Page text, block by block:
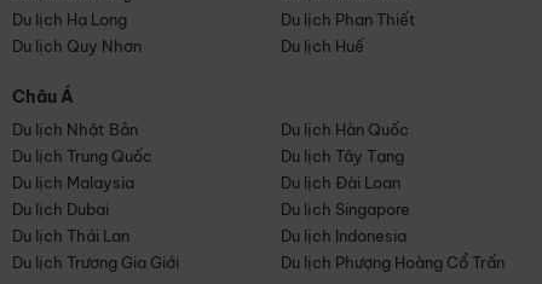
Du lịch Hạ Long
Du lịch Phan Thiết
Du lịch Quy Nhơn
Du lịch Huế
Châu Á
Du lịch Nhật Bản
Du lịch Hàn Quốc
Du lịch Trung Quốc
Du lịch Tây Tạng
Du lịch Malaysia
Du lịch Đài Loan
Du lịch Dubai
Du lịch Singapore
Du lịch Thái Lan
Du lịch Indonesia
Du lịch Trương Gia Giới
Du lịch Phượng Hoàng Cổ Trấn